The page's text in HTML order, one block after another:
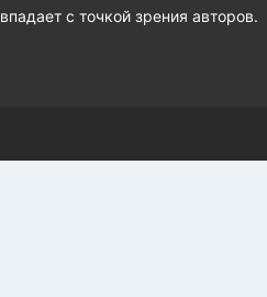
с точкой зрения авторов.